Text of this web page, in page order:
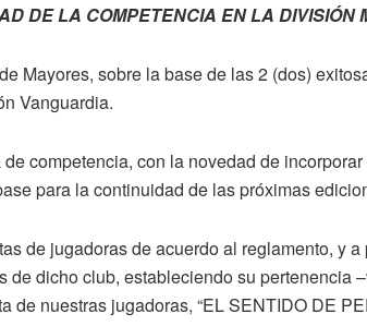
DE LA COMPETENCIA EN LA DIVISIÓN
Mayores, sobre la base de las 2 (dos)
Vanguardia.
competencia, con la novedad de
para la continuidad de las próximas
de jugadoras de acuerdo al reglamento, y
de dicho club, estableciendo su pertenencia
de nuestras jugadoras, “EL SENTIDO DE